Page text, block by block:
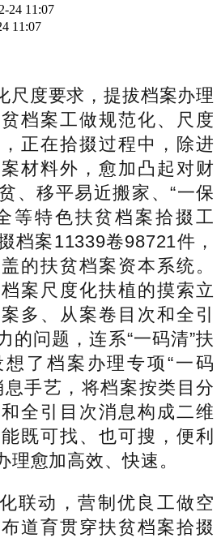
24 11:07
11:07
度要求，提拔档案办理
档案工做规范化、尺度
正在拾掇过程中，除进
材料外，愈加凸起对财
、移平易近搬家、“一保
等特色扶贫档案拾掇工
档案11339卷98721件，
的扶贫档案资本系统。
案尺度化扶植的摸索立
多、从案卷目次和全引
的问题，连系“一码清”扶
了档案办理专项“一码
手艺，将档案按类目分
全引目次消息构成二维
既可找、也可搜，便利
理愈加高效、快速。
动，营制优良工做空
道育贯穿扶贫档案拾掇